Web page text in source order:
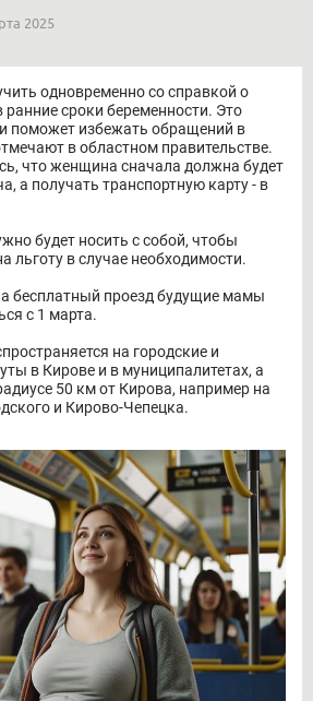
2025
одновременно со справкой о
ранние сроки беременности. Это
поможет избежать обращений в
в областном правительстве.
что женщина сначала должна будет
а получать транспортную карту - в
будет носить с собой, чтобы
льготу в случае необходимости.
бесплатный проезд будущие мамы
с 1 марта.
на городские и
в Кирове и в муниципалитетах, а
50 км от Кирова, например на
и Кирово-Чепецка.